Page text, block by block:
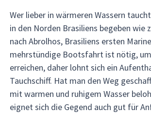
Wer lieber in wärmeren Wassern
in den Norden Brasiliens begeben wie
nach Abrolhos, Brasiliens ersten
mehrstündige Bootsfahrt ist nötig, um
erreichen, daher lohnt sich ein
Tauchschiff. Hat man den Weg
mit warmen und ruhigem Wasser
eignet sich die Gegend auch gut für